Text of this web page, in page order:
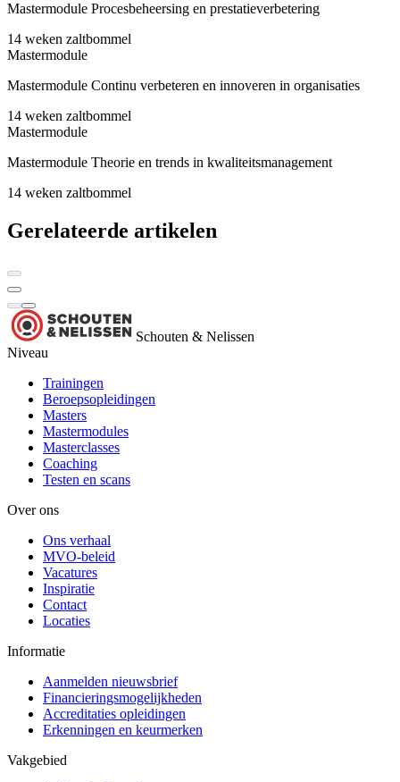
Mastermodule Procesbeheersing en prestatieverbetering
14 weken zaltbommel
Mastermodule
Mastermodule Continu verbeteren en innoveren in organisaties
14 weken zaltbommel
Mastermodule
Mastermodule Theorie en trends in kwaliteitsmanagement
14 weken zaltbommel
Gerelateerde artikelen
Schouten & Nelissen
Niveau
Trainingen
Beroepsopleidingen
Masters
Mastermodules
Masterclasses
Coaching
Testen en scans
Over ons
Ons verhaal
MVO-beleid
Vacatures
Inspiratie
Contact
Locaties
Informatie
Aanmelden nieuwsbrief
Financieringsmogelijkheden
Accreditaties opleidingen
Erkenningen en keurmerken
Vakgebied